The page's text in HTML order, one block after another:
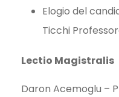
Elogio del
Ticchi
Lectio Magistralis
Daron Acemoglu –